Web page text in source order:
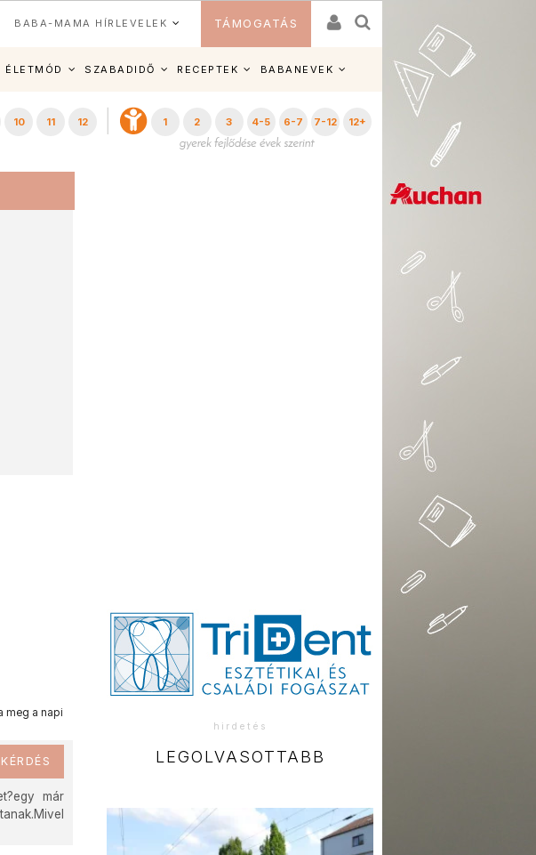
BABA-MAMA HÍRLEVELEK TÁMOGATÁS
ÉLETMÓD SZABADIDŐ RECEPTEK BABANEVEK
10 11 12 1 2 3 4-5 6-7 7-12 12+
meg a napi
már
hirdetés
LEGOLVASOTTABB